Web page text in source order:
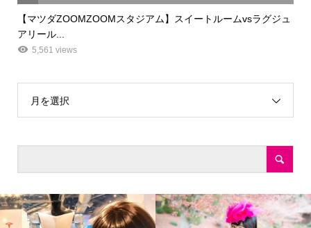
【マツダZOOMZOOMスタジアム】スイートルームvsラグジュ
アリール...
5,561 views
月を選択